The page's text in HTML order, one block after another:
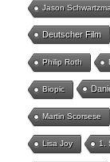
Jason
Deutscher Film
Philip Roth
Biopic
Martin Scorsese
Lisa Joy 1.